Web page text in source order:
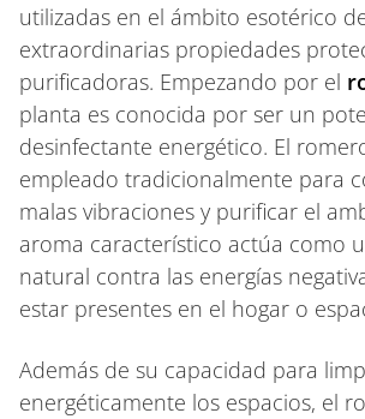
utilizadas en el ámbito esotérico
extraordinarias propiedades
purificadoras. Empezando por el
planta es conocida por ser un
desinfectante energético. El
empleado tradicionalmente para
malas vibraciones y purificar el
aroma característico actúa como
natural contra las energías
estar presentes en el hogar o
Además de su capacidad para
energéticamente los espacios, el